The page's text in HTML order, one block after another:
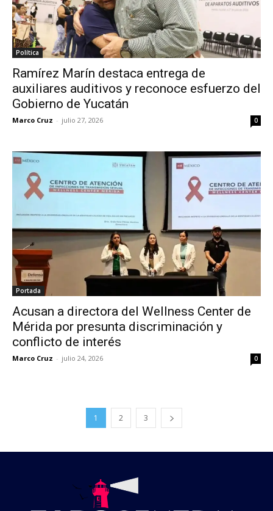
Política
Ramírez Marín destaca entrega de
auxiliares auditivos y reconoce esfuerzo del
Gobierno de Yucatán
Marco Cruz - julio 27, 2026 0
Portada
Acusan a directora del Wellness Center de
Mérida por presunta discriminación y
conflicto de interés
Marco Cruz - julio 24, 2026 0
1 2 3